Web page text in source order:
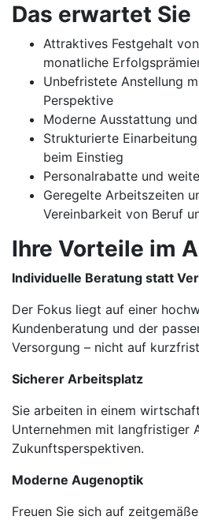
Das erwartet Sie
Attraktives Festgehalt
monatliche
Unbefristete Anstellung
Perspektive
Moderne Ausstattung
Strukturierte
beim Einstieg
Personalrabatte und
Geregelte Arbeitszeiten
Vereinbarkeit von Beruf
Ihre Vorteile im
Individuelle Beratung statt
Der Fokus liegt auf einer
Kundenberatung und der
Versorgung – nicht auf
Sicherer Arbeitsplatz
Sie arbeiten in einem
Unternehmen mit langfristiger
Zukunftsperspektiven.
Moderne Augenoptik
Freuen Sie sich auf